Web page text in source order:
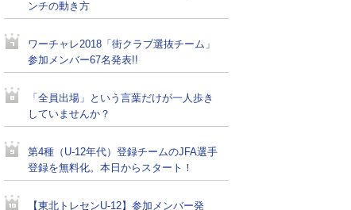
ンチの動き方
ワーチャレ2018「街クラブ選抜チーム」
参加メンバー67名発表!!
「全員出場」という言葉だけが一人歩き
していませんか？
第4種（U-12年代）登録チームのJFA選手
登録を無料化。本日からスタート！
【東北トレセンU-12】参加メンバー発